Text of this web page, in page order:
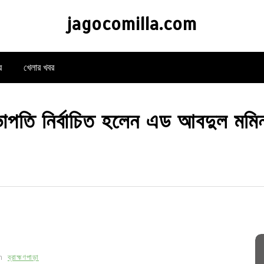
jagocomilla.com
খেলার খবর
নির্বাচিত হলেন এড আবদুল
ব্রাহ্মণপাড়া